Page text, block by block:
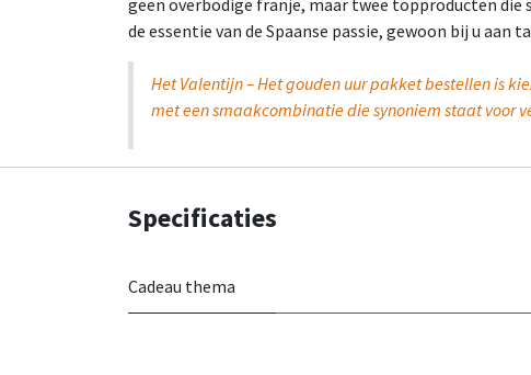
de essentie van de Spaanse passie, gewoon bij u aan
Het Valentijn – Het gouden uur pakket bestellen is
met een smaakcombinatie die synoniem staat voor
Specificaties
Cadeau thema